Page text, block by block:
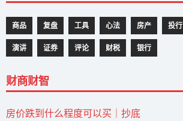
商品 复盘 工具 心法 房产 投行
演讲 证券 评论 财税 银行
财商财智
房价跌到什么程度可以买｜抄底